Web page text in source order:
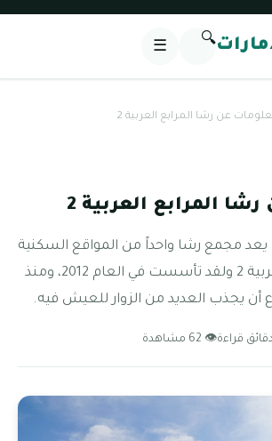
🔍
☰
عن رشا المرابع العربية 2
المرابع العربية 2
مجمع رشا واحداً من المواقع السكنية
التابعة للمرابع العربية 2 ولقد تأسست في العام 2012، ومنذ
أن يجذب العديد من الزوار للعيش فيه.
👁 62 مشاهدة